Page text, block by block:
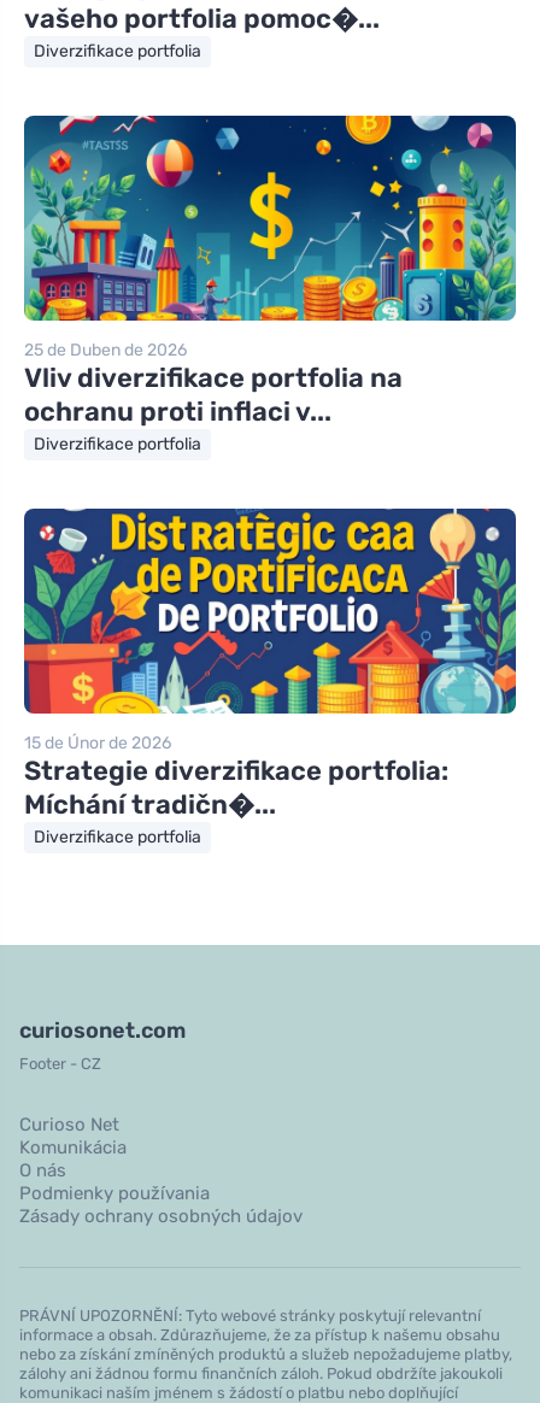
vašeho portfolia pomoc�...
Diverzifikace portfolia
25 de Duben de 2026
Vliv diverzifikace portfolia na
ochranu proti inflaci v...
Diverzifikace portfolia
15 de Únor de 2026
Strategie diverzifikace portfolia:
Míchání tradičn�...
Diverzifikace portfolia
curiosonet.com
Footer - CZ
Curioso Net
Komunikácia
O nás
Podmienky používania
Zásady ochrany osobných údajov
PRÁVNÍ UPOZORNĚNÍ: Tyto webové stránky poskytují relevantní
informace a obsah. Zdůrazňujeme, že za přístup k našemu obsahu
nebo za získání zmíněných produktů a služeb nepožadujeme platby,
zálohy ani žádnou formu finančních záloh. Pokud obdržíte jakoukoli
komunikaci naším jménem s žádostí o platbu nebo doplňující